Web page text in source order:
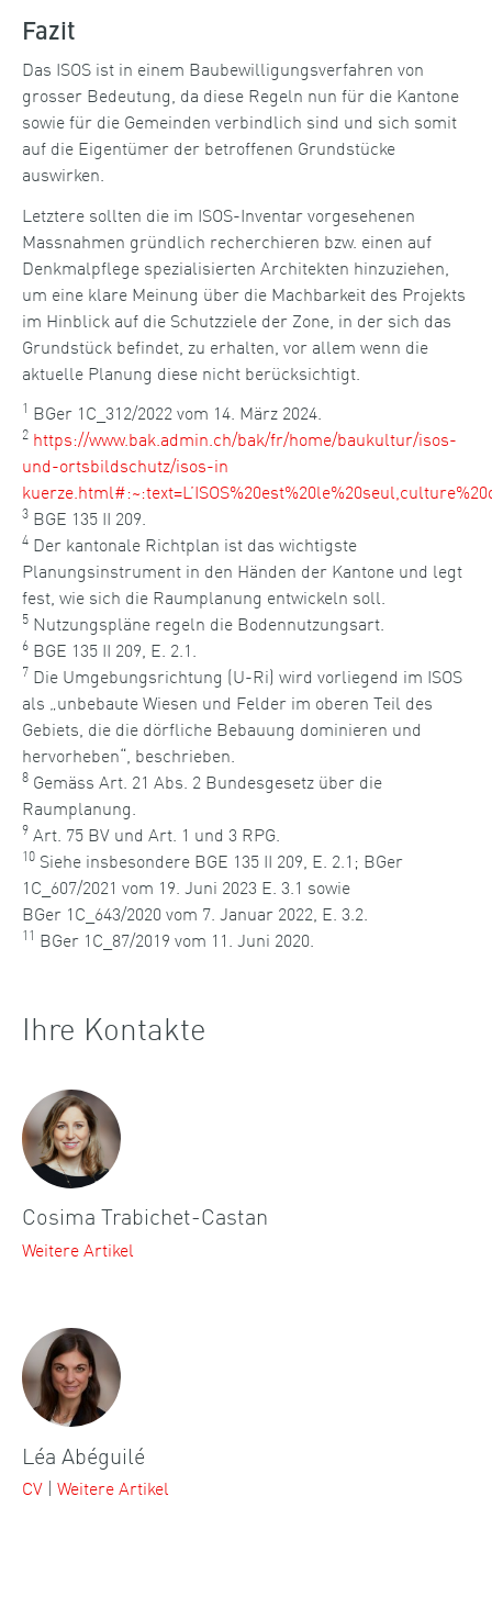
Ihre Kontakte
Cosima Trabichet-Castan
Weitere Artikel
Léa Abéguilé
CV | Weitere Artikel
Fazit
Das ISOS ist in einem Baubewilligungsverfahren von
grosser Bedeutung, da diese Regeln nun für die Kantone
sowie für die Gemeinden verbindlich sind und sich somit
auf die Eigentümer der betroffenen Grundstücke
auswirken.
Letztere sollten die im ISOS-Inventar vorgesehenen
Massnahmen gründlich recherchieren bzw. einen auf
Denkmalpflege spezialisierten Architekten hinzuziehen,
um eine klare Meinung über die Machbarkeit des Projekts
im Hinblick auf die Schutzziele der Zone, in der sich das
Grundstück befindet, zu erhalten, vor allem wenn die
aktuelle Planung diese nicht berücksichtigt.
1 BGer 1C_312/2022 vom 14. März 2024.
2 https://www.bak.admin.ch/bak/fr/home/baukultur/isos-
und-ortsbildschutz/isos-in
3 BGE 135 II 209.
4 Der kantonale Richtplan ist das wichtigste
Planungsinstrument in den Händen der Kantone und legt
fest, wie sich die Raumplanung entwickeln soll.
5 Nutzungspläne regeln die Bodennutzungsart.
6 BGE 135 II 209, E. 2.1.
7 Die Umgebungsrichtung (U-Ri) wird vorliegend im ISOS
als „unbebaute Wiesen und Felder im oberen Teil des
Gebiets, die die dörfliche Bebauung dominieren und
hervorheben“, beschrieben.
8 Gemäss Art. 21 Abs. 2 Bundesgesetz über die
Raumplanung.
9 Art. 75 BV und Art. 1 und 3 RPG.
10 Siehe insbesondere BGE 135 II 209, E. 2.1; BGer
1C_607/2021 vom 19. Juni 2023 E. 3.1 sowie
BGer 1C_643/2020 vom 7. Januar 2022, E. 3.2.
11 BGer 1C_87/2019 vom 11. Juni 2020.